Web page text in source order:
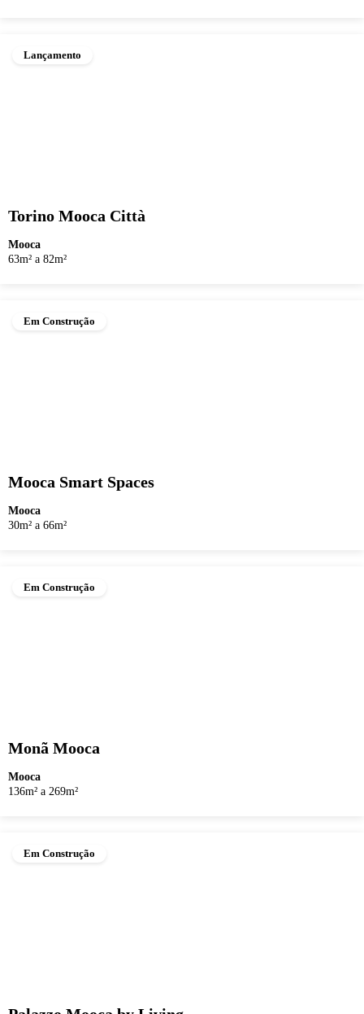
Lançamento
Torino Mooca Città
Mooca
63m² a 82m²
Em Construção
Mooca Smart Spaces
Mooca
30m² a 66m²
Em Construção
Monã Mooca
Mooca
136m² a 269m²
Em Construção